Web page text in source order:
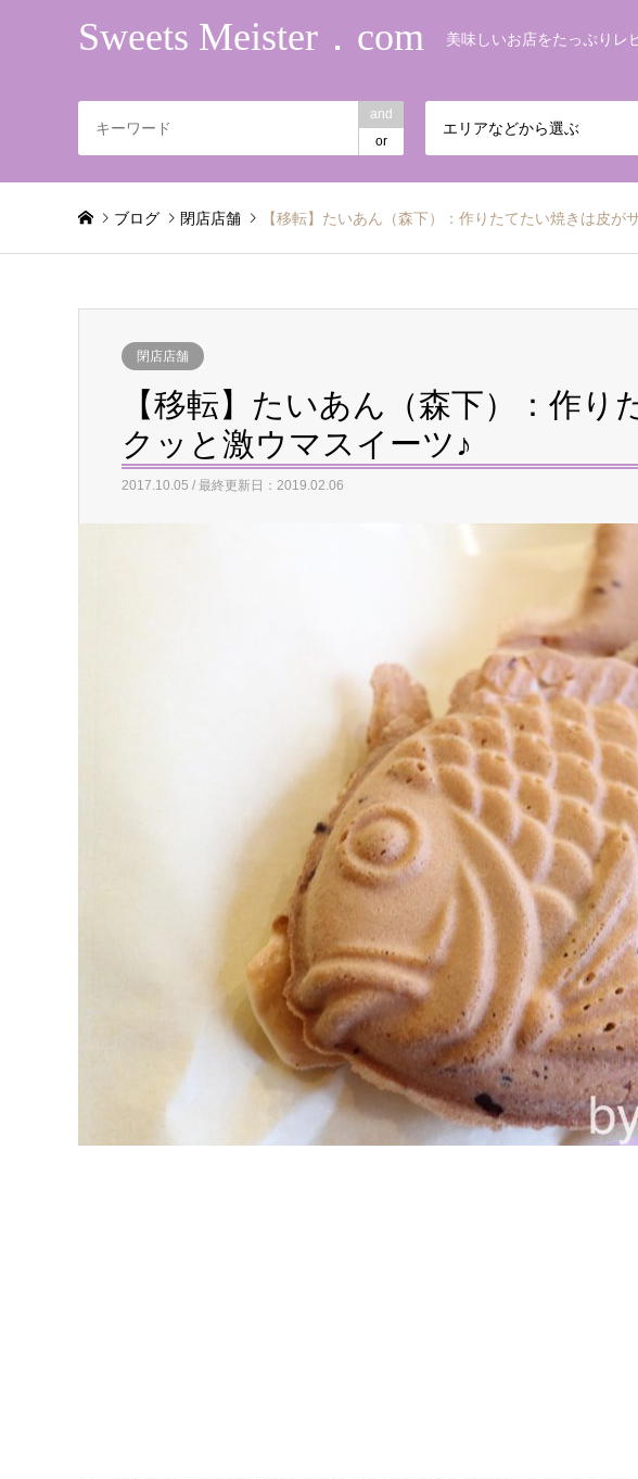
Sweets Meister．com 美味しいお店をたっぷりレ
and
or
エリアなどから選ぶ
ブログ 閉店店舗 【移転】たいあん（森下）：作りたてたい焼きは皮が
閉店店舗
【移転】たいあん（森下）：作
クッと激ウマスイーツ♪
2017.10.05 / 最終更新日：2019.02.06